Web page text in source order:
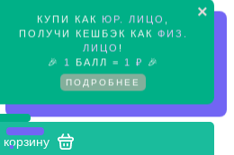
×
КУПИ КАК ЮР. ЛИЦО
ПОЛУЧИ КЕШБЭК КАК ФИЗ.
ЛИЦО !
🎉 1 БАЛЛ = 1 ₽ 🎉
ПОДРОБНЕЕ
Предзаказ
корзину